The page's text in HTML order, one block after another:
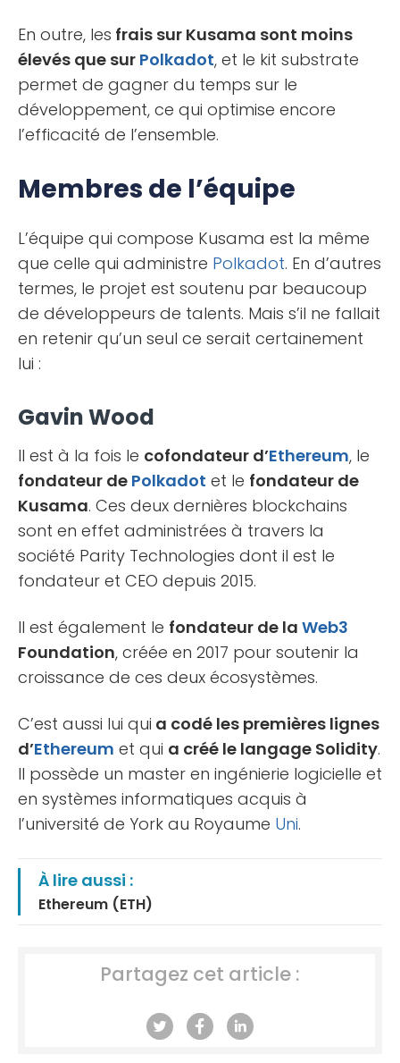
En outre, les frais sur Kusama sont moins
élevés que sur Polkadot, et le kit substrate
permet de gagner du temps sur le
développement, ce qui optimise encore
l’efficacité de l’ensemble.
Membres de l’équipe
L’équipe qui compose Kusama est la même
que celle qui administre Polkadot. En d’autres
termes, le projet est soutenu par beaucoup
de développeurs de talents. Mais s’il ne fallait
en retenir qu’un seul ce serait certainement
lui :
Gavin Wood
Il est à la fois le cofondateur d’Ethereum, le
fondateur de Polkadot et le fondateur de
Kusama. Ces deux dernières blockchains
sont en effet administrées à travers la
société Parity Technologies dont il est le
fondateur et CEO depuis 2015.
Il est également le fondateur de la Web3
Foundation, créée en 2017 pour soutenir la
croissance de ces deux écosystèmes.
C’est aussi lui qui a codé les premières lignes
d’Ethereum et qui a créé le langage Solidity.
Il possède un master en ingénierie logicielle et
en systèmes informatiques acquis à
l’université de York au Royaume Uni.
À lire aussi :
Ethereum (ETH)
Partagez cet article :